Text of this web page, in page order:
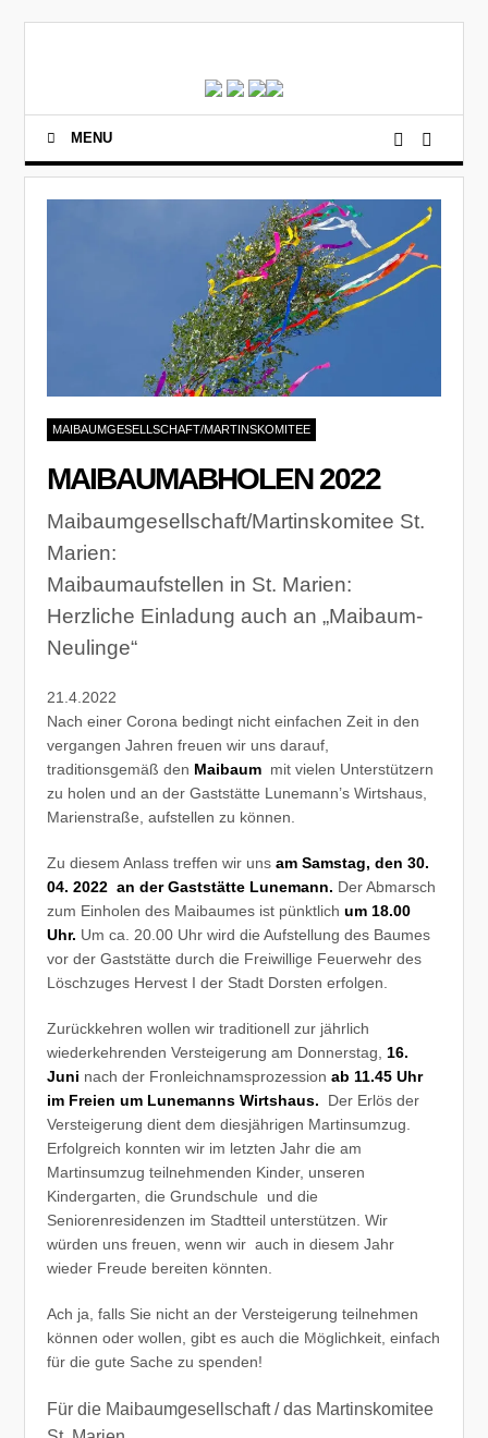
MENU
MAIBAUMGESELLSCHAFT/MARTINSKOMITEE
MAIBAUMABHOLEN 2022
Maibaumgesellschaft/Martinskomitee St.
Marien:
Maibaumaufstellen in St. Marien:
Herzliche Einladung auch an „Maibaum-
Neulinge“
21.4.2022
Nach einer Corona bedingt nicht einfachen Zeit in den
vergangen Jahren freuen wir uns darauf,
traditionsgemäß den Maibaum mit vielen Unterstützern
zu holen und an der Gaststätte Lunemann’s Wirtshaus,
Marienstraße, aufstellen zu können.
Zu diesem Anlass treffen wir uns am Samstag, den 30.
04. 2022 an der Gaststätte Lunemann. Der Abmarsch
zum Einholen des Maibaumes ist pünktlichum 18.00
Uhr. Um ca. 20.00 Uhr wird die Aufstellung des Baumes
vor der Gaststätte durch die Freiwillige Feuerwehr des
Löschzuges Hervest I der Stadt Dorsten erfolgen.
Zurückkehren wollen wir traditionell zur jährlich
wiederkehrenden Versteigerung am Donnerstag, 16.
Juni nach der Fronleichnamsprozessionab 11.45 Uhr
im Freien um Lunemanns Wirtshaus.
Der Erlös der
Versteigerung dient dem diesjährigen Martinsumzug.
Erfolgreich konnten wir im letzten Jahr die am
Martinsumzug teilnehmenden Kinder, unseren
Kindergarten, die Grundschule und die
Seniorenresidenzen im Stadtteil unterstützen. Wir
würden uns freuen, wenn wir auch in diesem Jahr
wieder Freude bereiten könnten.
Ach ja, falls Sie nicht an der Versteigerung teilnehmen
können oder wollen, gibt es auch die Möglichkeit, einfach
für die gute Sache zu spenden!
Für die Maibaumgesellschaft / das Martinskomitee